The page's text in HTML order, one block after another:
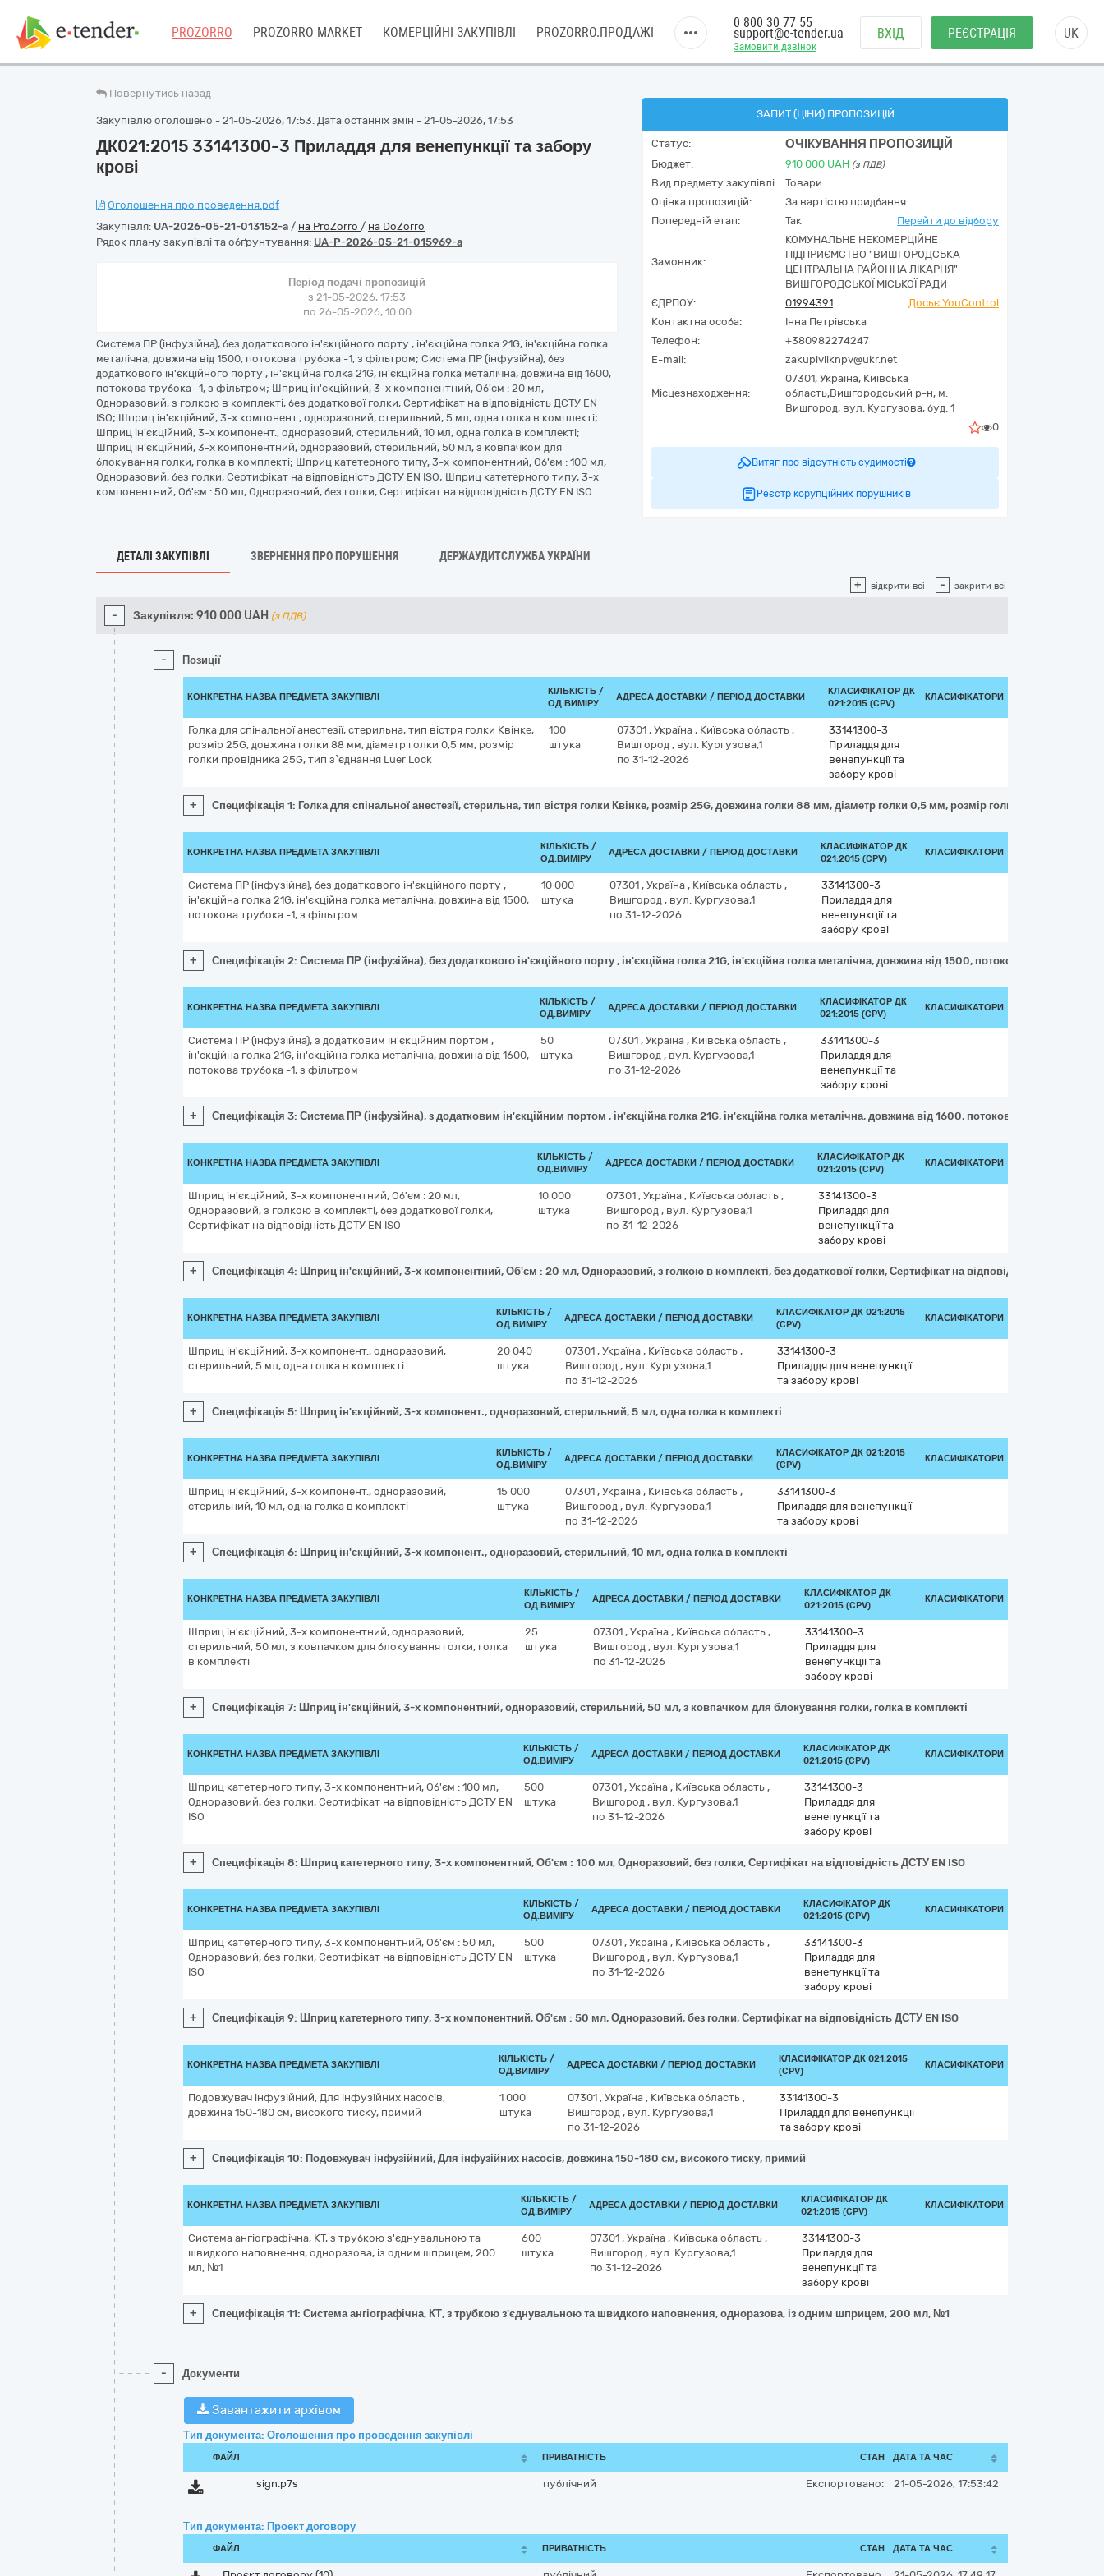
PROZORRO PROZORRO MARKET КОМЕРЦІЙНІ ЗАКУПІВЛІ PROZORRO.ПРОДАЖІ
Замовити дзвінок
0 800 30 77 55
support@e-tender.ua ВХІД РЕЄСТРАЦІЯ UK
Повернутись назад
Закупівлю оголошено - 21-05-2026, 17:53. Дата останніх змін - 21-05-2026, 17:53
ДК021:2015 33141300-3 Приладдя для венепункції та забору
крові
Оголошення про проведення.pdf
Закупівля: UA-2026-05-21-013152-a / на ProZorro / на DoZorro
Рядок плану закупівлі та обґрунтування: UA-P-2026-05-21-015969-a
Період подачі пропозицій
з 21-05-2026, 17:53
по 26-05-2026, 10:00
Система ПР (інфузійна), без додаткового ін'єкційного порту , ін'єкційна голка 21G, ін'єкційна голка
металічна, довжина від 1500, потокова трубока -1, з фільтром; Система ПР (інфузійна), без
додаткового ін'єкційного порту , ін'єкційна голка 21G, ін'єкційна голка металічна, довжина від 1600,
потокова трубока -1, з фільтром; Шприц ін'єкційний, 3-х компонентний, Об'єм : 20 мл,
Одноразовий, з голкою в комплекті, без додаткової голки, Сертифікат на відповідність ДСТУ EN
ISO; Шприц ін'єкційний, 3-х компонент., одноразовий, стерильний, 5 мл, одна голка в комплекті;
Шприц ін'єкційний, 3-х компонент., одноразовий, стерильний, 10 мл, одна голка в комплекті;
Шприц ін'єкційний, 3-х компонентний, одноразовий, стерильний, 50 мл, з ковпачком для
блокування голки, голка в комплекті; Шприц катетерного типу, 3-х компонентний, Об'єм : 100 мл,
Одноразовий, без голки, Сертифікат на відповідність ДСТУ EN ISO; Шприц катетерного типу, 3-х
компонентний, Об'єм : 50 мл, Одноразовий, без голки, Сертифікат на відповідність ДСТУ EN ISO
ЗАПИТ (ЦІНИ) ПРОПОЗИЦІЙ
Статус: ОЧІКУВАННЯ ПРОПОЗИЦІЙ
Бюджет: 910 000 UAH (з ПДВ)
Вид предмету закупівлі:
Товари
Оцінка пропозицій:
За вартістю придбання
Попередній етап:
Так Перейти до відбору
Замовник:
КОМУНАЛЬНЕ НЕКОМЕРЦІЙНЕ
ПІДПРИЄМСТВО "ВИШГОРОДСЬКА
ЦЕНТРАЛЬНА РАЙОННА ЛІКАРНЯ"
ВИШГОРОДСЬКОЇ МІСЬКОЇ РАДИ
ЄДРПОУ:
01994391
Досьє YouControl
Контактна особа:
Інна Петрівська
Телефон:
+380982274247
E-mail:
zakupivliknpv@ukr.net
Місцезнаходження:
07301, Україна, Київська
область,Вишгородський р-н, м.
Вишгород, вул. Кургузова, буд. 1
0
Витяг про відсутність судимості
Реєстр корупційних порушників
ДЕТАЛІ ЗАКУПІВЛІ ЗВЕРНЕННЯ ПРО ПОРУШЕННЯ ДЕРЖАУДИТСЛУЖБА УКРАЇНИ
+ відкрити всі - закрити всі
- Закупівля: 910 000 UAH (з ПДВ)
- Позиції
КОНКРЕТНА НАЗВА ПРЕДМЕТА ЗАКУПІВЛІ
КІЛЬКІСТЬ /
ОД.ВИМІРУ
АДРЕСА ДОСТАВКИ / ПЕРІОД ДОСТАВКИ
КЛАСИФІКАТОР ДК
021:2015 (CPV)
КЛАСИФІКАТОРИ
Голка для спінальної анестезії, стерильна, тип вістря голки Квінке,
розмір 25G, довжина голки 88 мм, діаметр голки 0,5 мм, розмір
голки провідника 25G, тип з`єднання Luer Lock
100
штука
07301 , Україна , Київська область ,
Вишгород , вул. Кургузова,1
по 31-12-2026
33141300-3
Приладдя для
венепункції та
забору крові
+ Специфікація 1: Голка для спінальної анестезії, стерильна, тип вістря голки Квінке, розмір 25G, довжина голки 88 мм, діаметр голки 0,5 мм, розмір голки провідника
КОНКРЕТНА НАЗВА ПРЕДМЕТА ЗАКУПІВЛІ
КІЛЬКІСТЬ /
ОД.ВИМІРУ
АДРЕСА ДОСТАВКИ / ПЕРІОД ДОСТАВКИ
КЛАСИФІКАТОР ДК
021:2015 (CPV)
КЛАСИФІКАТОРИ
Система ПР (інфузійна), без додаткового ін'єкційного порту ,
ін'єкційна голка 21G, ін'єкційна голка металічна, довжина від 1500,
потокова трубока -1, з фільтром
10 000
штука
07301 , Україна , Київська область ,
Вишгород , вул. Кургузова,1
по 31-12-2026
33141300-3
Приладдя для
венепункції та
забору крові
+ Специфікація 2: Система ПР (інфузійна), без додаткового ін'єкційного порту , ін'єкційна голка 21G, ін'єкційна голка металічна, довжина від 1500, потокова трубока -1, з
КОНКРЕТНА НАЗВА ПРЕДМЕТА ЗАКУПІВЛІ
КІЛЬКІСТЬ /
ОД.ВИМІРУ
АДРЕСА ДОСТАВКИ / ПЕРІОД ДОСТАВКИ
КЛАСИФІКАТОР ДК
021:2015 (CPV)
КЛАСИФІКАТОРИ
Система ПР (інфузійна), з додатковим ін'єкційним портом ,
ін'єкційна голка 21G, ін'єкційна голка металічна, довжина від 1600,
потокова трубока -1, з фільтром
50
штука
07301 , Україна , Київська область ,
Вишгород , вул. Кургузова,1
по 31-12-2026
33141300-3
Приладдя для
венепункції та
забору крові
+ Специфікація 3: Система ПР (інфузійна), з додатковим ін'єкційним портом , ін'єкційна голка 21G, ін'єкційна голка металічна, довжина від 1600, потокова трубока -1, з
КОНКРЕТНА НАЗВА ПРЕДМЕТА ЗАКУПІВЛІ
КІЛЬКІСТЬ /
ОД.ВИМІРУ
АДРЕСА ДОСТАВКИ / ПЕРІОД ДОСТАВКИ
КЛАСИФІКАТОР ДК
021:2015 (CPV)
КЛАСИФІКАТОРИ
Шприц ін'єкційний, 3-х компонентний, Об'єм : 20 мл,
Одноразовий, з голкою в комплекті, без додаткової голки,
Сертифікат на відповідність ДСТУ EN ISO
10 000
штука
07301 , Україна , Київська область ,
Вишгород , вул. Кургузова,1
по 31-12-2026
33141300-3
Приладдя для
венепункції та
забору крові
+ Специфікація 4: Шприц ін'єкційний, 3-х компонентний, Об'єм : 20 мл, Одноразовий, з голкою в комплекті, без додаткової голки, Сертифікат на відповідність ДСТУ EN
КОНКРЕТНА НАЗВА ПРЕДМЕТА ЗАКУПІВЛІ
КІЛЬКІСТЬ /
ОД.ВИМІРУ
АДРЕСА ДОСТАВКИ / ПЕРІОД ДОСТАВКИ
КЛАСИФІКАТОР ДК 021:2015
(CPV)
КЛАСИФІКАТОРИ
Шприц ін'єкційний, 3-х компонент., одноразовий,
стерильний, 5 мл, одна голка в комплекті
20 040
штука
07301 , Україна , Київська область ,
Вишгород , вул. Кургузова,1
по 31-12-2026
33141300-3
Приладдя для венепункції
та забору крові
+ Специфікація 5: Шприц ін'єкційний, 3-х компонент., одноразовий, стерильний, 5 мл, одна голка в комплекті
КОНКРЕТНА НАЗВА ПРЕДМЕТА ЗАКУПІВЛІ
КІЛЬКІСТЬ /
ОД.ВИМІРУ
АДРЕСА ДОСТАВКИ / ПЕРІОД ДОСТАВКИ
КЛАСИФІКАТОР ДК 021:2015
(CPV)
КЛАСИФІКАТОРИ
Шприц ін'єкційний, 3-х компонент., одноразовий,
стерильний, 10 мл, одна голка в комплекті
15 000
штука
07301 , Україна , Київська область ,
Вишгород , вул. Кургузова,1
по 31-12-2026
33141300-3
Приладдя для венепункції
та забору крові
+ Специфікація 6: Шприц ін'єкційний, 3-х компонент., одноразовий, стерильний, 10 мл, одна голка в комплекті
КОНКРЕТНА НАЗВА ПРЕДМЕТА ЗАКУПІВЛІ
КІЛЬКІСТЬ /
ОД.ВИМІРУ
АДРЕСА ДОСТАВКИ / ПЕРІОД ДОСТАВКИ
КЛАСИФІКАТОР ДК
021:2015 (CPV)
КЛАСИФІКАТОРИ
Шприц ін'єкційний, 3-х компонентний, одноразовий,
стерильний, 50 мл, з ковпачком для блокування голки, голка
в комплекті
25
штука
07301 , Україна , Київська область ,
Вишгород , вул. Кургузова,1
по 31-12-2026
33141300-3
Приладдя для
венепункції та
забору крові
+ Специфікація 7: Шприц ін'єкційний, 3-х компонентний, одноразовий, стерильний, 50 мл, з ковпачком для блокування голки, голка в комплекті
КОНКРЕТНА НАЗВА ПРЕДМЕТА ЗАКУПІВЛІ
КІЛЬКІСТЬ /
ОД.ВИМІРУ
АДРЕСА ДОСТАВКИ / ПЕРІОД ДОСТАВКИ
КЛАСИФІКАТОР ДК
021:2015 (CPV)
КЛАСИФІКАТОРИ
Шприц катетерного типу, 3-х компонентний, Об'єм : 100 мл,
Одноразовий, без голки, Сертифікат на відповідність ДСТУ EN
ISO
500
штука
07301 , Україна , Київська область ,
Вишгород , вул. Кургузова,1
по 31-12-2026
33141300-3
Приладдя для
венепункції та
забору крові
+ Специфікація 8: Шприц катетерного типу, 3-х компонентний, Об'єм : 100 мл, Одноразовий, без голки, Сертифікат на відповідність ДСТУ EN ISO
КОНКРЕТНА НАЗВА ПРЕДМЕТА ЗАКУПІВЛІ
КІЛЬКІСТЬ /
ОД.ВИМІРУ
АДРЕСА ДОСТАВКИ / ПЕРІОД ДОСТАВКИ
КЛАСИФІКАТОР ДК
021:2015 (CPV)
КЛАСИФІКАТОРИ
Шприц катетерного типу, 3-х компонентний, Об'єм : 50 мл,
Одноразовий, без голки, Сертифікат на відповідність ДСТУ EN
ISO
500
штука
07301 , Україна , Київська область ,
Вишгород , вул. Кургузова,1
по 31-12-2026
33141300-3
Приладдя для
венепункції та
забору крові
+ Специфікація 9: Шприц катетерного типу, 3-х компонентний, Об'єм : 50 мл, Одноразовий, без голки, Сертифікат на відповідність ДСТУ EN ISO
КОНКРЕТНА НАЗВА ПРЕДМЕТА ЗАКУПІВЛІ
КІЛЬКІСТЬ /
ОД.ВИМІРУ
АДРЕСА ДОСТАВКИ / ПЕРІОД ДОСТАВКИ
КЛАСИФІКАТОР ДК 021:2015
(CPV)
КЛАСИФІКАТОРИ
Подовжувач інфузійний, Для інфузійних насосів,
довжина 150-180 см, високого тиску, примий
1 000
штука
07301 , Україна , Київська область ,
Вишгород , вул. Кургузова,1
по 31-12-2026
33141300-3
Приладдя для венепункції
та забору крові
+ Специфікація 10: Подовжувач інфузійний, Для інфузійних насосів, довжина 150-180 см, високого тиску, примий
КОНКРЕТНА НАЗВА ПРЕДМЕТА ЗАКУПІВЛІ
КІЛЬКІСТЬ /
ОД.ВИМІРУ
АДРЕСА ДОСТАВКИ / ПЕРІОД ДОСТАВКИ
КЛАСИФІКАТОР ДК
021:2015 (CPV)
КЛАСИФІКАТОРИ
Система ангіографічна, КТ, з трубкою з'єднувальною та
швидкого наповнення, одноразова, із одним шприцем, 200
мл, №1
600
штука
07301 , Україна , Київська область ,
Вишгород , вул. Кургузова,1
по 31-12-2026
33141300-3
Приладдя для
венепункції та
забору крові
+ Специфікація 11: Система ангіографічна, КТ, з трубкою з'єднувальною та швидкого наповнення, одноразова, із одним шприцем, 200 мл, №1
- Документи
Завантажити архівом
Тип документа: Оголошення про проведення закупівлі
ФАЙЛ ПРИВАТНІСТЬ СТАН ДАТА ТА ЧАС
sign.p7s публічний Експортовано: 21-05-2026, 17:53:42
Тип документа: Проект договору
ФАЙЛ ПРИВАТНІСТЬ СТАН ДАТА ТА ЧАС